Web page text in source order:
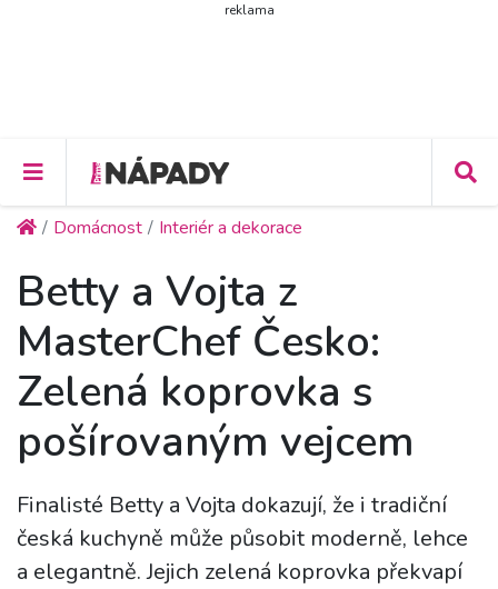
reklama
Domácnost Interiér a dekorace
Betty a Vojta z
MasterChef Česko:
Zelená koprovka s
pošírovaným vejcem
Finalisté Betty a Vojta dokazují, že i tradiční
česká kuchyně může působit moderně, lehce
a elegantně. Jejich zelená koprovka překvapí